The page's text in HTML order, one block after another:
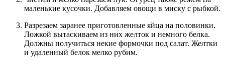
маленькие кусочки. Добавляем овощи в миску с рыбкой.
Разрезаем заранее приготовленные яйца на половинки.
Ложкой вытаскиваем из них желток и немного белка.
Должны получиться некие формочки под салат. Желтки
и удаленный белок мелко рубим.